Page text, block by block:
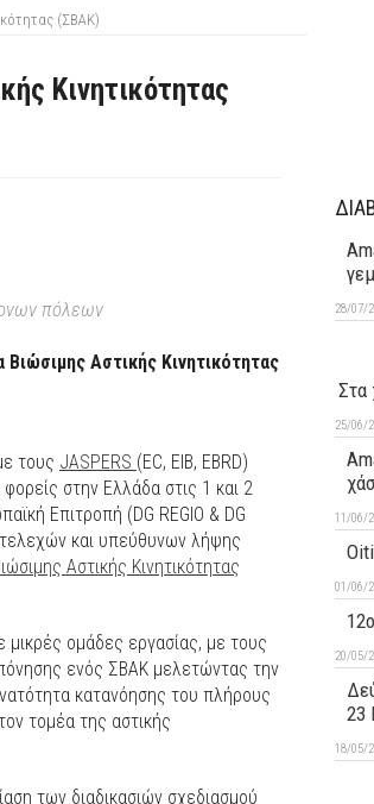
(ΣΒΑΚ)
Κινητικότητας
πόλεων
Βιώσιμης Αστικής Κινητικότητας
τους JASPERS (EC, EIB, EBRD)
στην Ελλάδα στις 1 και 2
Επιτροπή (DG REGIO & DG
και υπεύθυνων λήψης
Αστικής Κινητικότητας
μικρές ομάδες εργασίας, με τους
ενός ΣΒΑΚ μελετώντας την
κατανόησης του πλήρους
τομέα της αστικής
των διαδικασιών σχεδιασμού
28/07/
Στα
25/06/
11/06/
01/06/
20/05/
23
18/05/